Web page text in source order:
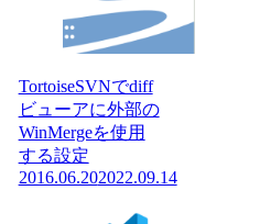
TortoiseSVNでdiff
ビューアに外部の
WinMergeを使用
する設定
2016.06.202022.09.14